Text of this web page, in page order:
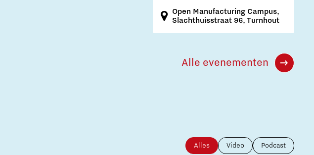
Open Manufacturing Campus,
Slachthuisstraat 96, Turnhout
Alle evenementen
Alles Video Podcast